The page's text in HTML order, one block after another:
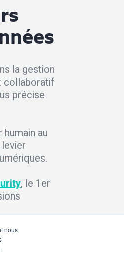
nous
la gestion
collaboratif
précise
au
, le 1er